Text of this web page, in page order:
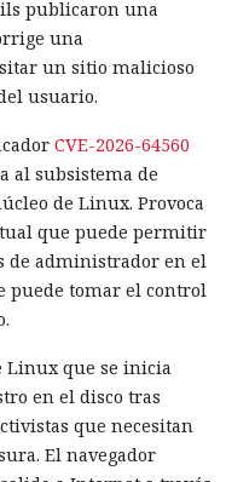
publicaron una
una
un sitio malicioso
usuario.
CVE-2026-64560
al subsistema de
de Linux. Provoca
que puede permitir
de administrador en el
puede tomar el control
que se inicia
en el disco tras
que necesitan
El navegador